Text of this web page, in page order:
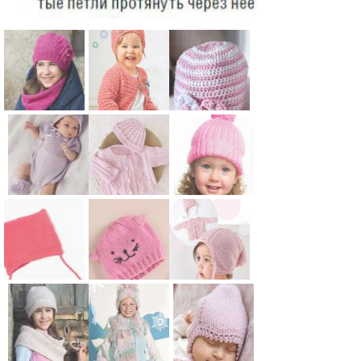
Схема:
ажурные
комплект
для ребенка
из шарфа и
шапки с
цветком для
детей
Схема:
детская
кофта
реглан и
шапочка
для детей
Схема:
полосатая
шапочка с
украшением
из цветов
для детей
Схема:
розовая
шапочка с
ажурным
узором для
малыша для
детей
Схема:
комплект из
жакета и
шапочки
для малыша
с косами для
детей
Схема:
шапка для
девочки с
помпоном и
отворотом
для детей
Схема:
шапочка
для малыша
Схема:
детская
шапочка с
Схема:
детская
шапочка на